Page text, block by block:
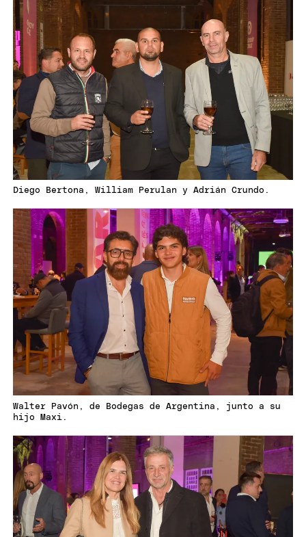
Diego Bertona, William Perulan y Adrián Crundo.
Walter Pavón, de Bodegas de Argentina, junto a su
hijo Maxi.